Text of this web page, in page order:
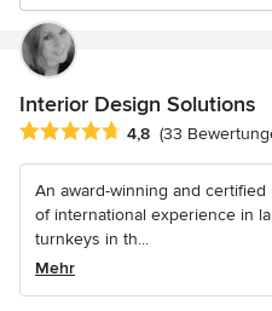
Interior Design Solutions
Durchschnittliche Bewertung:
4,8 (33
An award-winning and
of international experience in
turnkeys in th...
Mehr